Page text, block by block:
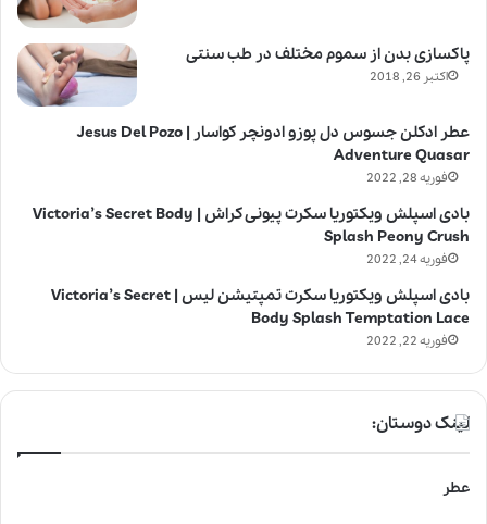
پاکسازی بدن از سموم مختلف در طب سنتی
اکتبر 26, 2018
عطر ادکلن جسوس دل پوزو ادونچر کواسار | Jesus Del Pozo
Adventure Quasar
فوریه 28, 2022
بادی اسپلش ویکتوریا سکرت پیونی کراش | Victoria’s Secret Body
Splash Peony Crush
فوریه 24, 2022
بادی اسپلش ویکتوریا سکرت تمپتیشن لیس | Victoria’s Secret
Body Splash Temptation Lace
فوریه 22, 2022
لینک دوستان:
عطر